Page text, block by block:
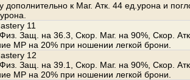
дополнительно к Маг. Атк. 44 ед.урона и
11
Защ. на 36.3, Скор. Маг. на 90%, Скор.
MP на 20% при ношении легкой брони.
12
Защ. на 39.1, Скор. Маг. на 90%, Скор.
MP на 20% при ношении легкой брони.